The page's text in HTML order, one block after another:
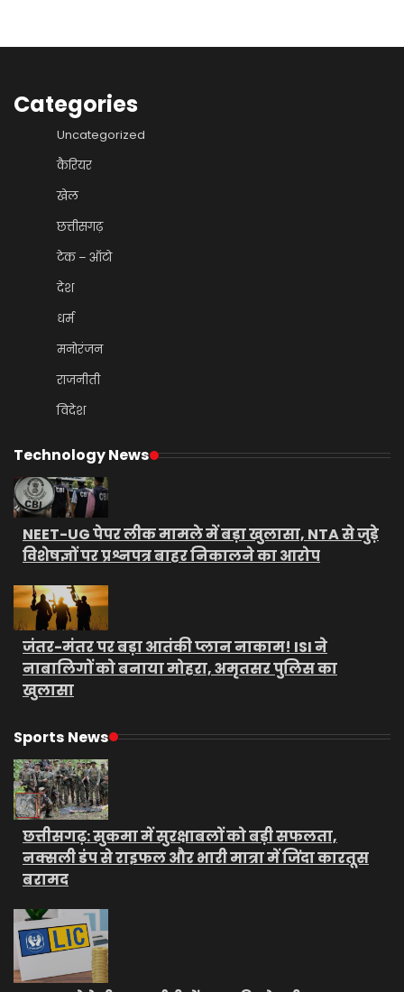
Categories
Uncategorized
कैरियर
खेल
छत्तीसगढ़
टेक – ऑटो
देश
धर्म
मनोरंजन
राजनीती
विदेश
Technology News
NEET-UG पेपर लीक मामले में बड़ा खुलासा, NTA से जुड़े
विशेषज्ञों पर प्रश्नपत्र बाहर निकालने का आरोप
जंतर-मंतर पर बड़ा आतंकी प्लान नाकाम! ISI ने
नाबालिगों को बनाया मोहरा, अमृतसर पुलिस का
खुलासा
Sports News
छत्तीसगढ़: सुकमा में सुरक्षाबलों को बड़ी सफलता,
नक्सली डंप से राइफल और भारी मात्रा में जिंदा कारतूस
बरामद